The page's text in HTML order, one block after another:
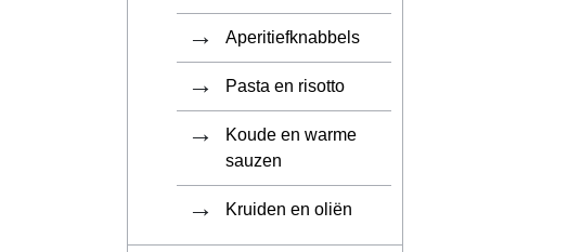
Aperitiefknabbels
Pasta en risotto
Koude en warme
sauzen
Kruiden en oliën